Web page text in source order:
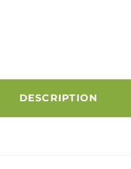
DESCRIPTION